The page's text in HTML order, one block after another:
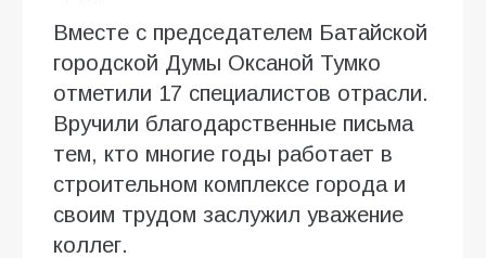
Вместе с председателем Батайской
городской Думы Оксаной Тумко
отметили 17 специалистов отрасли.
Вручили благодарственные письма
тем, кто многие годы работает в
строительном комплексе города и
своим трудом заслужил уважение
коллег.